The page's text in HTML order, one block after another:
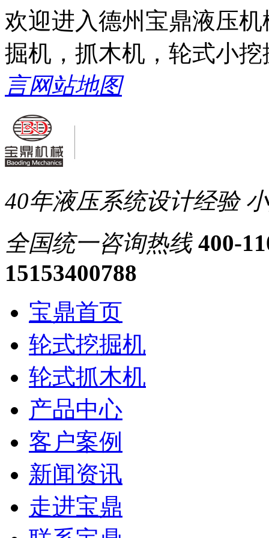
欢迎进入德州宝鼎液压
掘机，抓木机，轮式小
言网站地图
40年液压系统设计经验
全国统一咨询热线 400-
15153400788
宝鼎首页
轮式挖掘机
轮式抓木机
产品中心
客户案例
新闻资讯
走进宝鼎